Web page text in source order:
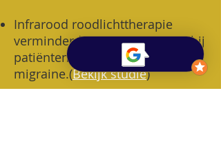
Infrarood roodlichttherapie
verminderde slaapproblemen bij
patiënten met chronische
migraine.(Bekijk studie)